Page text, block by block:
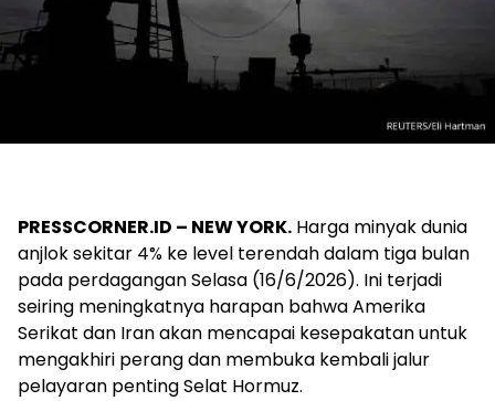
PRESSCORNER.ID – NEW YORK. Harga minyak dunia
anjlok sekitar 4% ke level terendah dalam tiga bulan
pada perdagangan Selasa (16/6/2026). Ini terjadi
seiring meningkatnya harapan bahwa Amerika
Serikat dan Iran akan mencapai kesepakatan untuk
mengakhiri perang dan membuka kembali jalur
pelayaran penting Selat Hormuz.